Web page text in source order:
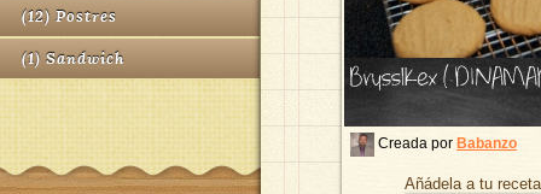
(12) Postres
(1) Sandwich Brysslkex (
Creada por Babanzo
Añádela a tu